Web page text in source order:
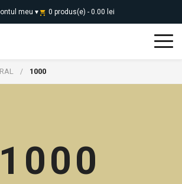
meu ▾ 0 produs(e) - 0.00 lei
RAL / 1000
1000